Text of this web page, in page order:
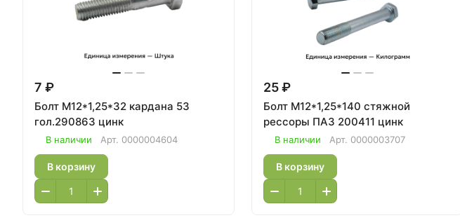
7 ₽
Болт М12*1,25*32 кардана 53
гол.290863 цинк
В наличии Арт. 0000004604
В корзину
25 ₽
Болт М12*1,25*140 стяжной
рессоры ПАЗ 200411 цинк
В наличии Арт. 0000003707
В корзину